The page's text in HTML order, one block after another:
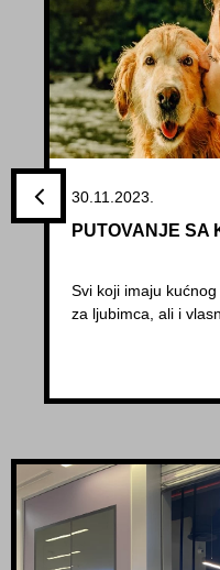
30.11.2023.
PUTOVANJE SA
Svi koji imaju
za ljubimca, ali i